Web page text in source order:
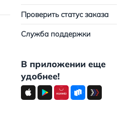
Проверить статус заказа
Служба поддержки
В приложении еще
удобнее!